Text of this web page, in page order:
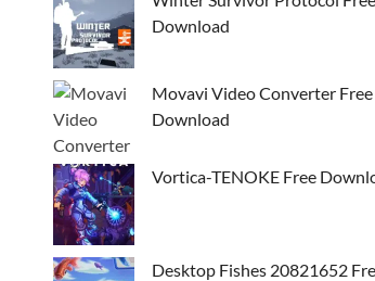
Download
Movavi Video Converter Free
Download
Vortica-TENOKE Free
Desktop Fishes 20821652